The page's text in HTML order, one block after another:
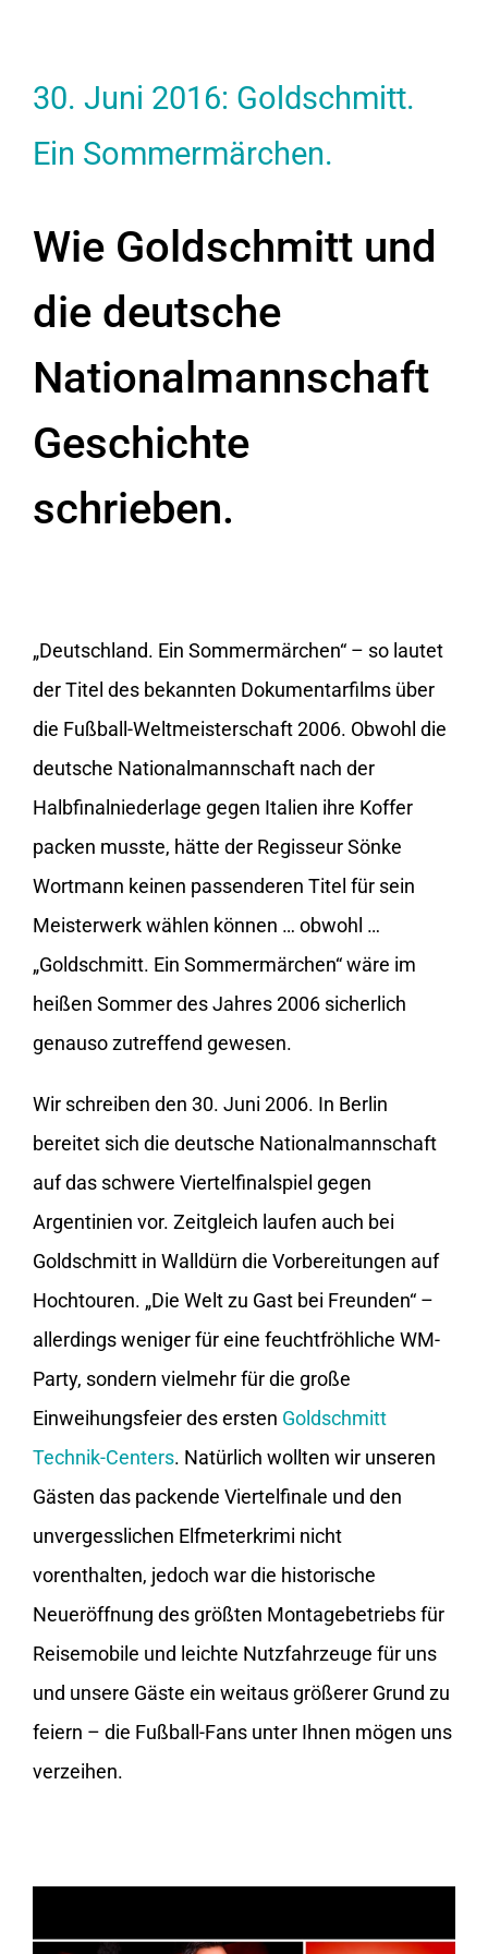
30. Juni 2016: Goldschmitt.
Ein Sommermärchen.
Wie Goldschmitt und
die deutsche
Nationalmannschaft
Geschichte
schrieben.
„Deutschland. Ein Sommermärchen“ – so lautet
der Titel des bekannten Dokumentarfilms über
die Fußball-Weltmeisterschaft 2006. Obwohl die
deutsche Nationalmannschaft nach der
Halbfinalniederlage gegen Italien ihre Koffer
packen musste, hätte der Regisseur Sönke
Wortmann keinen passenderen Titel für sein
Meisterwerk wählen können … obwohl …
„Goldschmitt. Ein Sommermärchen“ wäre im
heißen Sommer des Jahres 2006 sicherlich
genauso zutreffend gewesen.
Wir schreiben den 30. Juni 2006. In Berlin
bereitet sich die deutsche Nationalmannschaft
auf das schwere Viertelfinalspiel gegen
Argentinien vor. Zeitgleich laufen auch bei
Goldschmitt in Walldürn die Vorbereitungen auf
Hochtouren. „Die Welt zu Gast bei Freunden“ –
allerdings weniger für eine feuchtfröhliche WM-
Party, sondern vielmehr für die große
Einweihungsfeier des ersten Goldschmitt
Technik-Centers. Natürlich wollten wir unseren
Gästen das packende Viertelfinale und den
unvergesslichen Elfmeterkrimi nicht
vorenthalten, jedoch war die historische
Neueröffnung des größten Montagebetriebs für
Reisemobile und leichte Nutzfahrzeuge für uns
und unsere Gäste ein weitaus größerer Grund zu
feiern – die Fußball-Fans unter Ihnen mögen uns
verzeihen.